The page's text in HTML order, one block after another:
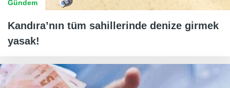
Gündem
Kandıra’nın tüm sahillerinde denize girmek
yasak!